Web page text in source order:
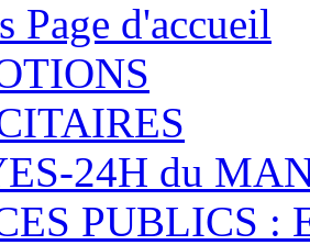
Page d'accueil
24H du
PUBLICS :